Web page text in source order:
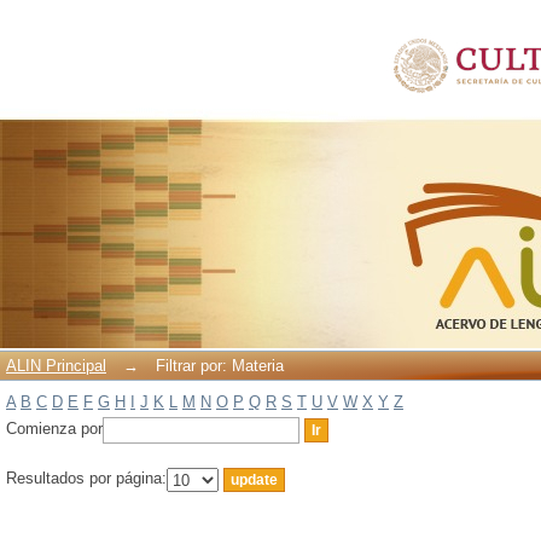
ALIN Principal →
Filtrar por: Materia
A B C D E F G H J K L M N O P Q R S T U V W X Y Z
Comienza por
Resultados por página: